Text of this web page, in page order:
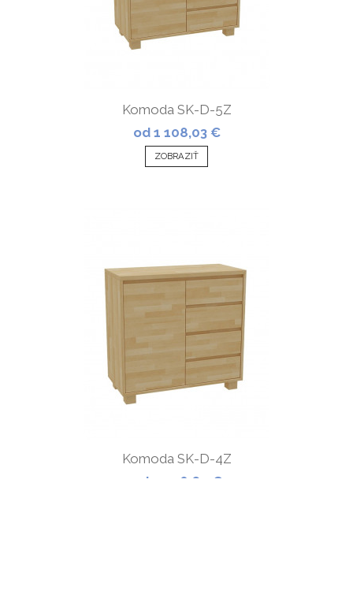
Komoda SK-D-5Z
od 1 108,03 €
ZOBRAZIŤ
Komoda SK-D-4Z
od 1 008,60 €